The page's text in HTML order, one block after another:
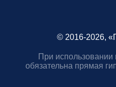
© 2016-2026,
При использовании
обязательна прямая